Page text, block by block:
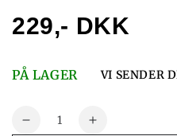
229,- DKK
PÅ LAGER VI SENDER
Menge
ReduzierenErhöhen